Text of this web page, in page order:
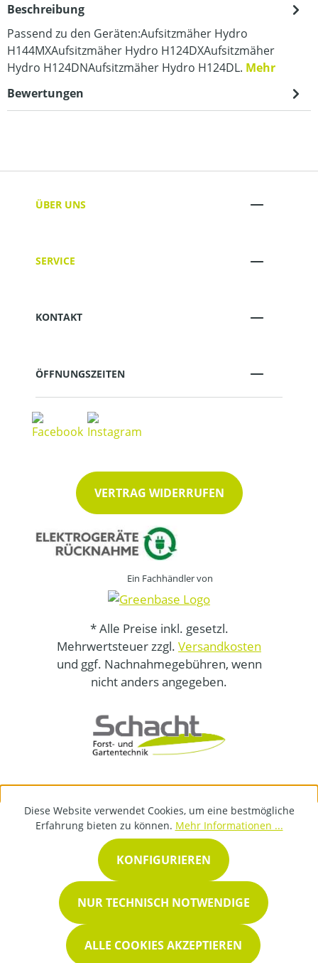
Beschreibung
Passend zu den Geräten:Aufsitzmäher Hydro
H144MXAufsitzmäher Hydro H124DXAufsitzmäher
Hydro H124DNAufsitzmäher Hydro H124DL. Mehr
Bewertungen
ÜBER UNS
SERVICE
KONTAKT
ÖFFNUNGSZEITEN
VERTRAG WIDERRUFEN
Ein Fachhändler von
* Alle Preise inkl. gesetzl.
Mehrwertsteuer zzgl. Versandkosten
und ggf. Nachnahmegebühren, wenn
nicht anders angegeben.
Diese Website verwendet Cookies, um eine bestmögliche
Erfahrung bieten zu können. Mehr Informationen ...
NUR TECHNISCH NOTWENDIGE
KONFIGURIEREN
ALLE COOKIES AKZEPTIEREN